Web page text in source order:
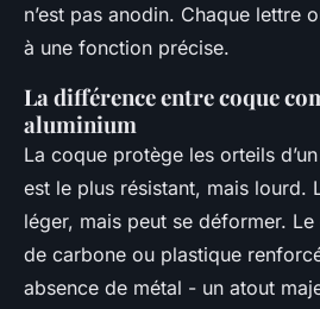
n’est pas anodin. Chaque lettre
à une fonction précise.
La différence entre coque
aluminium
La coque protège les orteils
est le plus résistant, mais lourd.
léger, mais peut se déformer. Le
de carbone ou plastique
absence de métal - un atout